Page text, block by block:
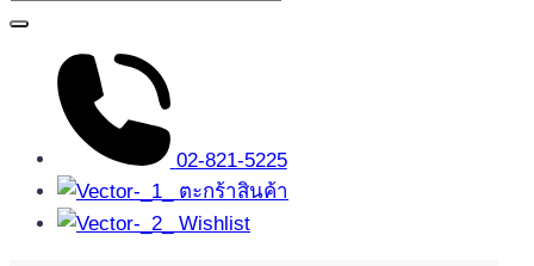
02-821-5225
ตะกร้าสินค้า
Wishlist